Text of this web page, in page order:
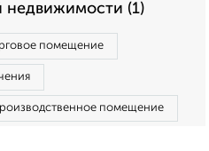
недвижимости (1)
помещение
помещение